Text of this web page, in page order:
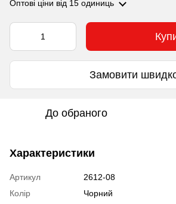
Оптові ціни від 15 одиниць
Замовити
До обраного
Характеристики
Артикул
2612-08
Колір
Чорний